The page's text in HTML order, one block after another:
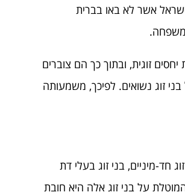
אשר לא באו בברית
משפחה.
זוגית, ובתוך כך הם צוברים
זוג נשואים. לפיכך, משמעותה
מיניים, בני זוג בעלי דת
על בני זוג אלה היא חובת